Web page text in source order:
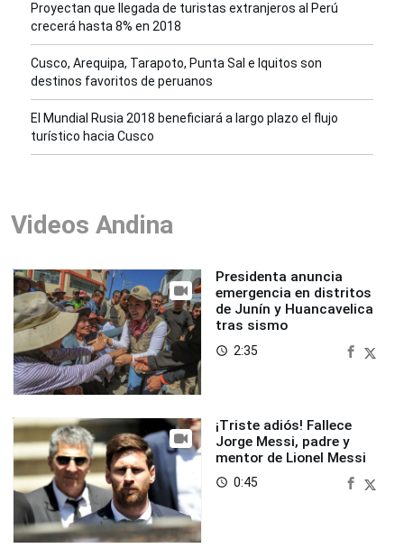
Proyectan que llegada de turistas extranjeros al Perú
crecerá hasta 8% en 2018
Cusco, Arequipa, Tarapoto, Punta Sal e Iquitos son
destinos favoritos de peruanos
El Mundial Rusia 2018 beneficiará a largo plazo el flujo
turístico hacia Cusco
Videos Andina
Presidenta anuncia
emergencia en distritos
de Junín y Huancavelica
tras sismo
access_time 2:35
¡Triste adiós! Fallece
Jorge Messi, padre y
mentor de Lionel Messi
access_time 0:45